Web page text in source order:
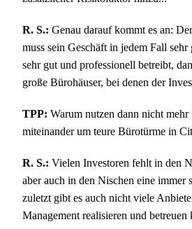
R. S.: Genau darauf kommt es an:
muss sein Geschäft in jedem Fall
sehr gut und professionell betreibt,
große Bürohäuser, bei denen der
TPP: Warum nutzen dann nicht
miteinander um teure Bürotürme in
R. S.: Vielen Investoren fehlt in den
aber auch in den Nischen eine immer
zuletzt gibt es auch nicht viele
Management realisieren und betreuen